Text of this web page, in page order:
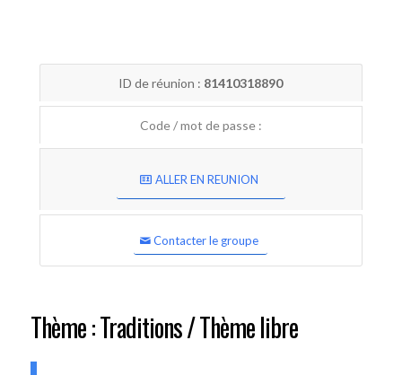
ID de réunion : 81410318890
Code / mot de passe :
ALLER EN REUNION
Contacter le groupe
Thème : Traditions / Thème libre